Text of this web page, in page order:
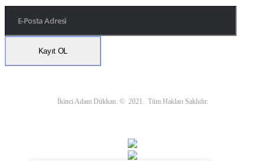
İkinci Adam Dükkan. © 2021. Tüm Hakları Saklıdır.